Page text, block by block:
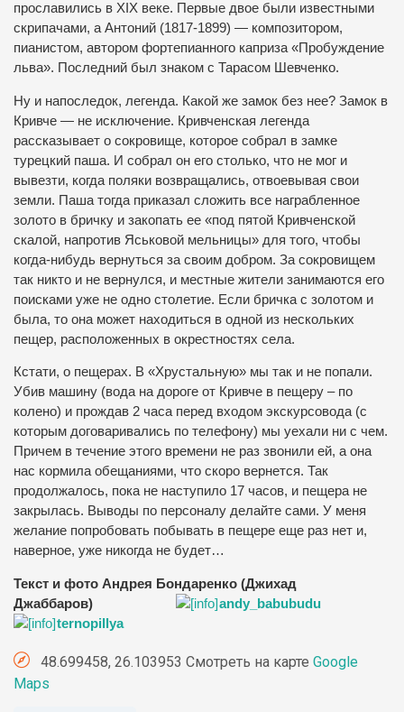
прославились в XIX веке. Первые двое были известными
скрипачами, а Антоний (1817-1899) — композитором,
пианистом, автором фортепианного каприза «Пробуждение
льва». Последний был знаком с Тарасом Шевченко.
Ну и напоследок, легенда. Какой же замок без нее? Замок в
Кривче — не исключение. Кривченская легенда
рассказывает о сокровище, которое собрал в замке
турецкий паша. И собрал он его столько, что не мог и
вывезти, когда поляки возвращались, отвоевывая свои
земли. Паша тогда приказал сложить все награбленное
золото в бричку и закопать ее «под пятой Кривченской
скалой, напротив Яськовой мельницы» для того, чтобы
когда-нибудь вернуться за своим добром. За сокровищем
так никто и не вернулся, и местные жители занимаются его
поисками уже не одно столетие. Если бричка с золотом и
была, то она может находиться в одной из нескольких
пещер, расположенных в окрестностях села.
Кстати, о пещерах. В «Хрустальную» мы так и не попали.
Убив машину (вода на дороге от Кривче в пещеру – по
колено) и прождав 2 часа перед входом экскурсовода (с
которым договаривались по телефону) мы уехали ни с чем.
Причем в течение этого времени не раз звонили ей, а она
нас кормила обещаниями, что скоро вернется. Так
продолжалось, пока не наступило 17 часов, и пещера не
закрылась. Выводы по персоналу делайте сами. У меня
желание попробовать побывать в пещере еще раз нет и,
наверное, уже никогда не будет…
Текст и фото Андрея Бондаренко (Джихад
Джаббаров)
andy_babubudu
ternopillya
48.699458, 26.103953 Смотреть на карте Google
Maps